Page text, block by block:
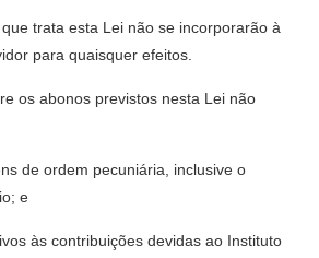
trata esta Lei não se incorporarão à
para quaisquer efeitos.
os abonos previstos nesta Lei não
de ordem pecuniária, inclusive o
e
às contribuições devidas ao Instituto